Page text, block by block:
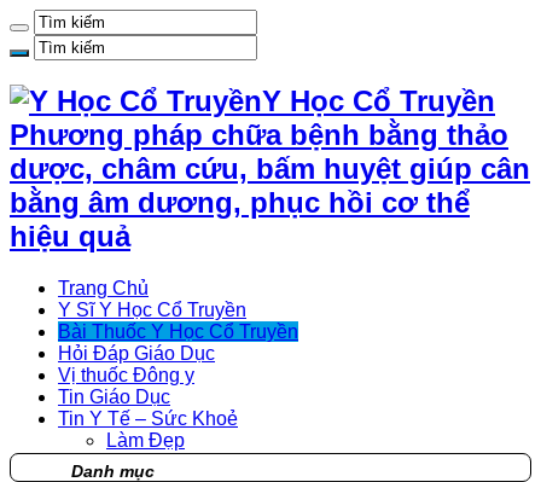
Y Học Cổ Truyền
Phương pháp chữa bệnh bằng thảo
dược, châm cứu, bấm huyệt giúp cân
bằng âm dương, phục hồi cơ thể
hiệu quả
Trang Chủ
Y Sĩ Y Học Cổ Truyền
Bài Thuốc Y Học Cổ Truyền
Hỏi Đáp Giáo Dục
Vị thuốc Đông y
Tin Giáo Dục
Tin Y Tế – Sức Khoẻ
Làm Đẹp
Danh mục